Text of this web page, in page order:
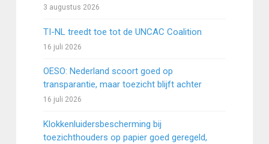
3 augustus 2026
TI-NL treedt toe tot de UNCAC Coalition
16 juli 2026
OESO: Nederland scoort goed op
transparantie, maar toezicht blijft achter
16 juli 2026
Klokkenluidersbescherming bij
toezichthouders op papier goed geregeld,